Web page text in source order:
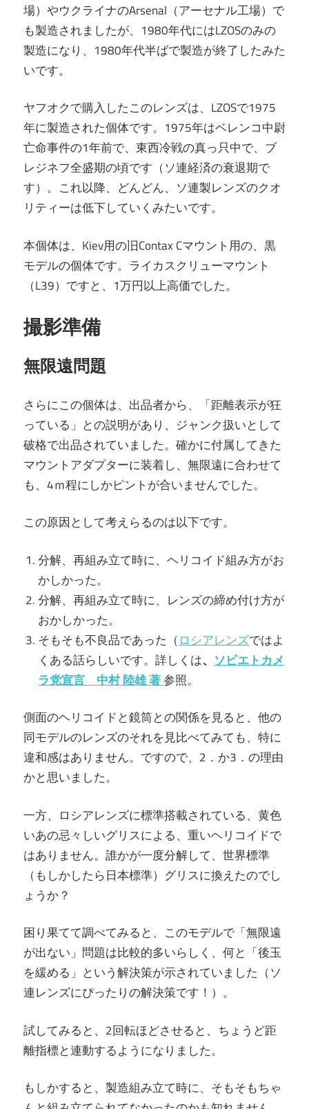
場）やウクライナのArsenal（アーセナル工場）で
も製造されましたが、1980年代にはLZOSのみの
製造になり、1980年代半ばで製造が終了したみた
いです。
ヤフオクで購入したこのレンズは、LZOSで1975
年に製造された個体です。1975年はベレンコ中尉
亡命事件の1年前で、東西冷戦の真っ只中で、ブ
レジネフ全盛期の頃です（ソ連経済の衰退期で
す）。これ以降、どんどん、ソ連製レンズのクオ
リティーは低下していくみたいです。
本個体は、Kiev用の旧Contax Cマウント用の、黒
モデルの個体です。ライカスクリューマウント
（L39）ですと、1万円以上高価でした。
撮影準備
無限遠問題
さらにこの個体は、出品者から、「距離表示が狂
っている」との説明があり、ジャンク扱いとして
破格で出品されていました。確かに付属してきた
マウントアダプターに装着し、無限遠に合わせて
も、4ｍ程にしかピントが合いませんでした。
この原因として考えらるのは以下です。
分解、再組み立て時に、ヘリコイド組み方がお
かしかった。
分解、再組み立て時に、レンズの締め付け方が
おかしかった。
そもそも不良品であった（ロシアレンズではよ
くある話らしいです。詳しくは、 ソビエトカメ
ラ党宣言 中村 陸雄 著参照。
側面のヘリコイドと鏡筒との関係を見ると、他の
同モデルのレンズのそれを見比べてみても、特に
違和感はありません。ですので、2．か3．の理由
かと思いました。
一方、ロシアレンズに標準搭載されている、黄色
いあの忌々しいグリスによる、重いヘリコイドで
はありません。誰かが一度分解して、世界標準
（もしかしたら日本標準）グリスに換えたのでし
ょうか？
困り果てて調べてみると、このモデルで「無限遠
が出ない」問題は比較的多いらしく、何と「後玉
を緩める」という解決策が示されていました（ソ
連レンズにぴったりの解決策です！）。
試してみると、2回転ほどさせると、ちょうど距
離指標と連動するようになりました。
もしかすると、製造組み立て時に、そもそもちゃ